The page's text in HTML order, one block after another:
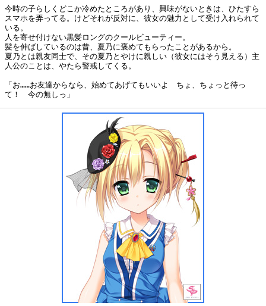
今時の子らしくどこか冷めたところがあり、興味がないときは、ひたすら
スマホを弄ってる。けどそれが反対に、彼女の魅力として受け入れられて
いる。
人を寄せ付けない黒髪ロングのクールビューティー。
髪を伸ばしているのは昔、夏乃に褒めてもらったことがあるから。
夏乃とは親友同士で、その夏乃とやけに親しい（彼女にはそう見える）主
人公のことは、やたら警戒してくる。
「お……お友達からなら、始めてあげてもいいよ ちょ、ちょっと待っ
て！ 今の無しっ」